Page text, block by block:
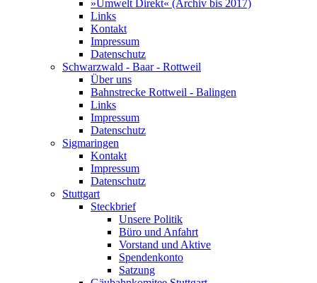
»Umwelt Direkt« (Archiv bis 2017)
Links
Kontakt
Impressum
Datenschutz
Schwarzwald - Baar - Rottweil
Über uns
Bahnstrecke Rottweil - Balingen
Links
Impressum
Datenschutz
Sigmaringen
Kontakt
Impressum
Datenschutz
Stuttgart
Steckbrief
Unsere Politik
Büro und Anfahrt
Vorstand und Aktive
Spendenkonto
Satzung